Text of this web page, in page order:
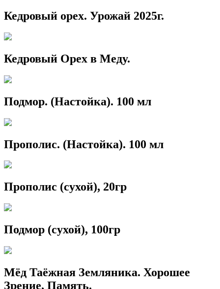
Кедровый орех. Урожай 2025г.
Кедровый Орех в Меду.
Подмор. (Настойка). 100 мл
Прополис. (Настойка). 100 мл
Прополис (сухой), 20гр
Подмор (сухой), 100гр
Мёд Таёжная Земляника. Хорошее
Зрение, Память.